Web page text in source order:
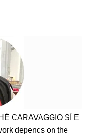
CARAVAGGIO SÌ E
depends on the